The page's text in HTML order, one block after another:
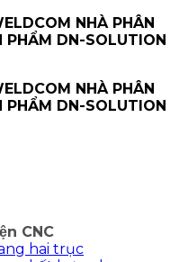
NHÀ PHÂN
PHẨM DN-SOLUTION
NHÀ PHÂN
PHẨM DN-SOLUTION
CNC
hai trục